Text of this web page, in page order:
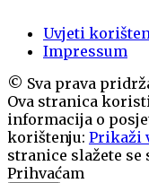
Uvjeti
Impressum
© Sva prava
Ova stranica
informacija o
korištenju: Prikaži
stranice slažete se
Prihvaćam